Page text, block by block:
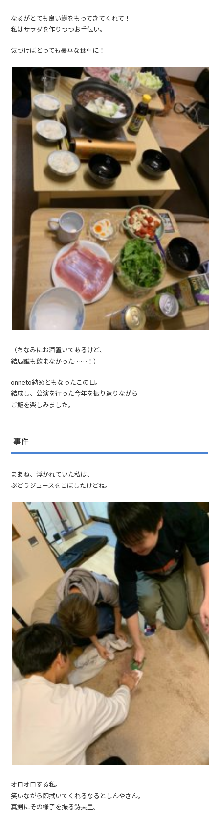
なるがとても良い鰤をもってきてくれて！
私はサラダを作りつつお手伝い。
気づけばとっても豪華な食卓に！
（ちなみにお酒置いてあるけど、
結局誰も飲まなかった……！）
onneto納めともなったこの日。
結成し、公演を行った今年を振り返りながら
ご飯を楽しみました。
事件
まあね、浮かれていた私は、
ぶどうジュースをこぼしたけどね。
オロオロする私。
笑いながら即拭いてくれるなるとしんやさん。
真剣にその様子を撮る詩央里。